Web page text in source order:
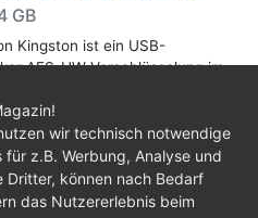
GB
Kingston ist ein USB-
AES-HW-Verschlüsselung im
GB-Modell im Praxistest
|Jobs |Datenschutz |
|Haftungsausschluss
wir technisch notwendige
z.B. Werbung, Analyse und
können nach Bedarf
das Nutzererlebnis beim